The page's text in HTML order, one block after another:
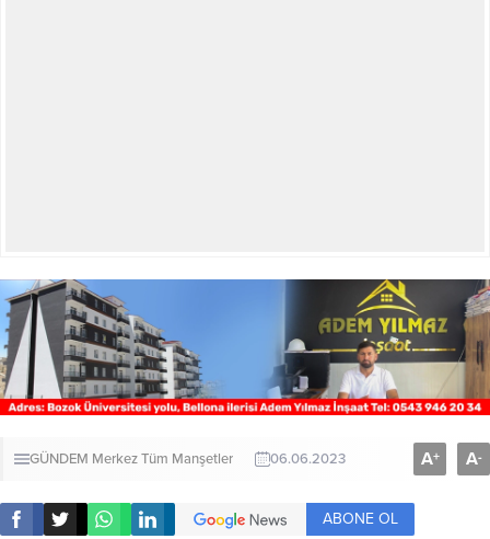
GÜNDEM MerkezTüm Manşetler 06.06.2023 A+ A-
ABONE OL